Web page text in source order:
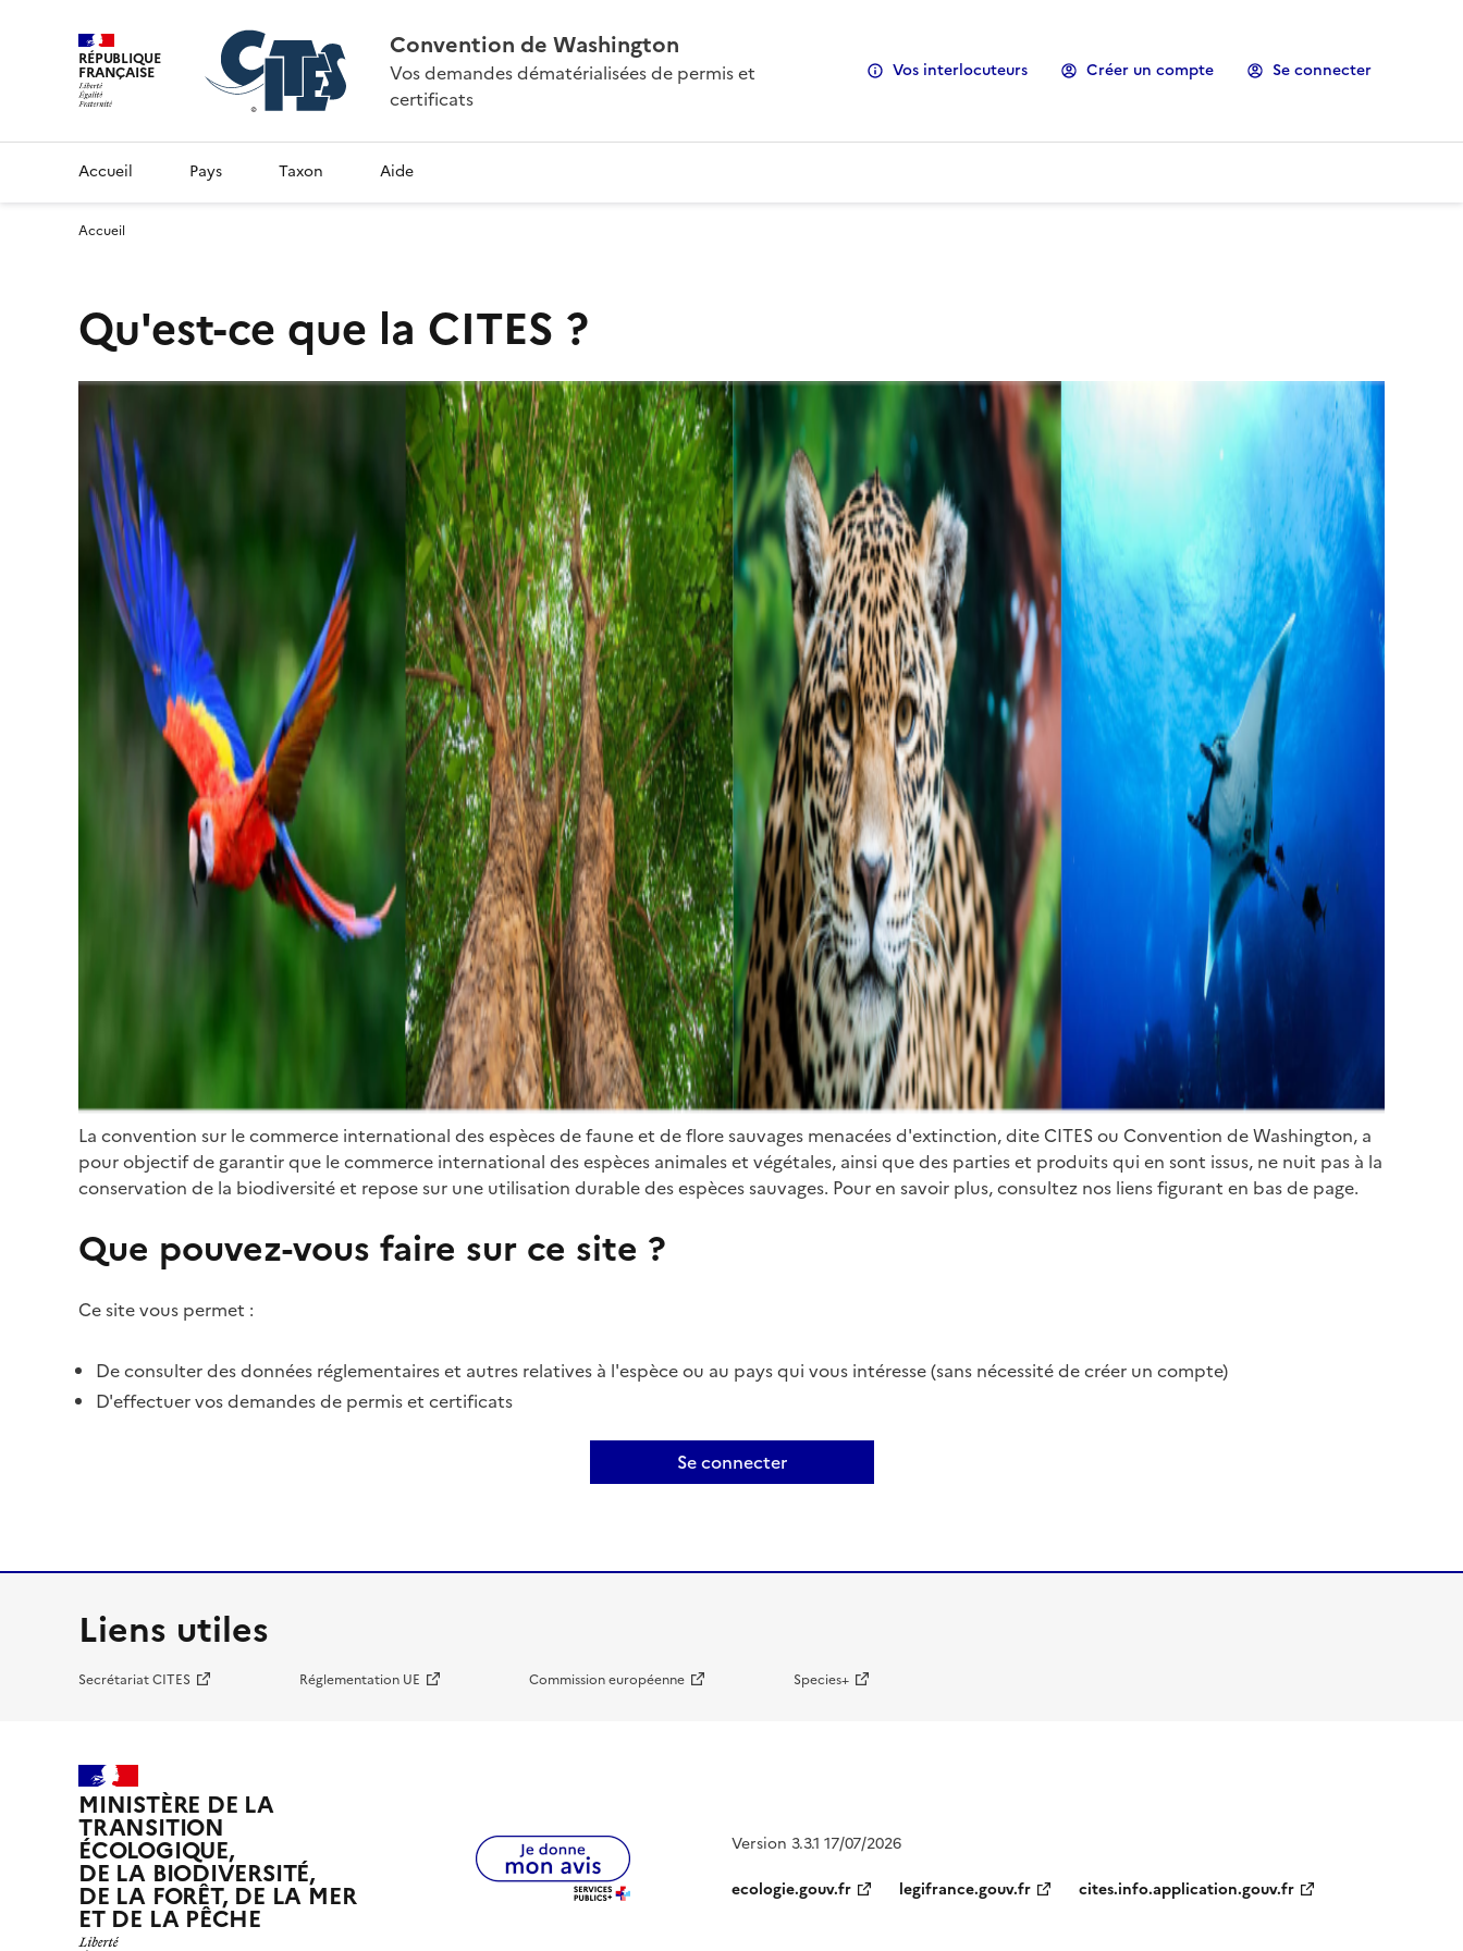
RÉPUBLIQUE
FRANÇAISE
Convention de Washington
Vos demandes dématérialisées de permis et
certificats
Vos interlocuteurs Créer un compte Se connecter
Accueil Pays Taxon Aide
Accueil
Qu'est-ce que la CITES ?
La convention sur le commerce international des espèces de faune et de flore sauvages menacées d'extinction, dite CITES ou Convention de Washington, a
pour objectif de garantir que le commerce international des espèces animales et végétales, ainsi que des parties et produits qui en sont issus, ne nuit pas à la
conservation de la biodiversité et repose sur une utilisation durable des espèces sauvages. Pour en savoir plus, consultez nos liens figurant en bas de page.
Que pouvez-vous faire sur ce site ?
Ce site vous permet :
De consulter des données réglementaires et autres relatives à l'espèce ou au pays qui vous intéresse (sans nécessité de créer un compte)
D'effectuer vos demandes de permis et certificats
Se connecter
Liens utiles
Secrétariat CITES Réglementation UE Commission européenne Species+
MINISTÈRE DE LA
TRANSITION
ÉCOLOGIQUE,
DE LA BIODIVERSITÉ,
DE LA FORÊT, DE LA MER
ET DE LA PÊCHE
Version 3.3.1 17/07/2026
ecologie.gouv.fr
legifrance.gouv.fr cites.info.application.gouv.fr